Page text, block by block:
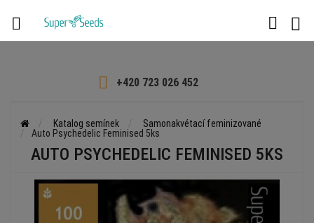
 +420 723 026 452
Katalog semínek
Samonakvétací feminizované
Auto Psychedelic Feminised 5ks
AUTO PSYCHEDELIC FEMINISED 5KS